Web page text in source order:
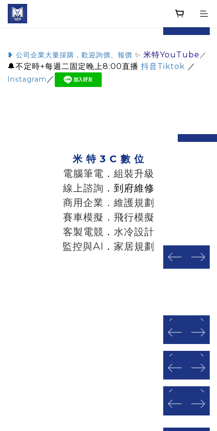
prev next
❥ 公司企業大量採購，歡迎詢價、報價 ✨ 米特YouTube ／
🔔不定時+每週二固定晚上8:00直播 抖音Tiktok ／
Instagram ／
米 特 3 C 數 位
電腦筆電 ． 組裝升級
線上諮詢 ．到府維修
商用企業．維護規劃
賽車模擬．飛行模擬
客製電競 ． 水冷設計
監控與AI ． 家居規劃
prev next
prev next
prev next
prev
next
prev
next
prev next
prev
next
prev
next
prev next
prev next